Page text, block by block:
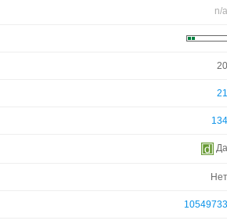
n/a
20
21
134
Да
Нет
10549733